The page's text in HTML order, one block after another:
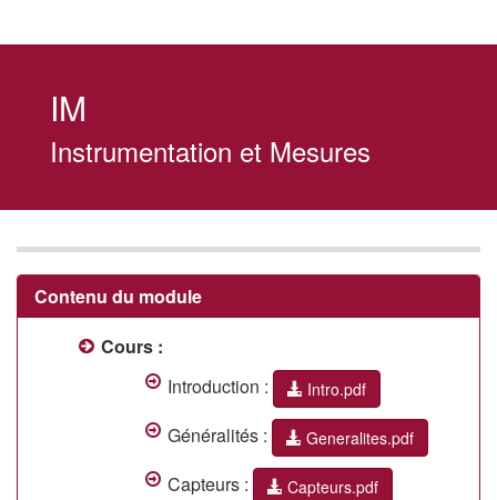
IM
Instrumentation et Mesures
Contenu du module
Cours :
Introduction :
Intro.pdf
Généralités : Generalites.pdf
Capteurs : Capteurs.pdf